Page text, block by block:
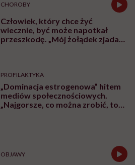
CHOROBY
Człowiek, który chce żyć
wiecznie, być może napotkał
przeszkodę. „Mój żołądek zjada
PROFILAKTYKA
„Dominacja estrogenowa” hitem
mediów społecznościowych.
„Najgorsze, co można zrobić, to
OBJAWY